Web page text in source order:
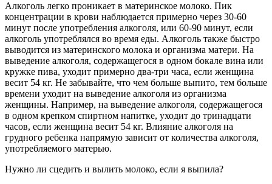
Алкоголь легко проникает в материнское молоко. Пик
концентрации в крови наблюдается примерно через 30-60
минут после употребления алкоголя, или 60-90 минут, если
алкоголь употреблялся во время еды. Алкоголь также быстро
выводится из материнского молока и организма матери. На
выведение алкоголя, содержащегося в одном бокале вина или
кружке пива, уходит примерно два-три часа, если женщина
весит 54 кг. Не забывайте, что чем больше выпито, тем больше
времени уходит на выведение алкоголя из организма
женщины. Например, на выведение алкоголя, содержащегося
в одном крепком спиртном напитке, уходит до тринадцати
часов, если женщина весит 54 кг. Влияние алкоголя на
грудного ребенка напрямую зависит от количества алкоголя,
употребляемого матерью.
Нужно ли сцедить и вылить молоко, если я выпила?